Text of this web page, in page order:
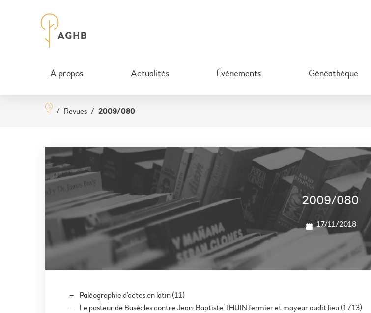
À propos Actualités Événements Généathèque
/ Revues / 2009/080
2009/080
17/11/2018
Paléographie d’actes en latin (11)
Le pasteur de Basècles contre Jean-Baptiste THUIN fermier et mayeur audit lieu (1713)